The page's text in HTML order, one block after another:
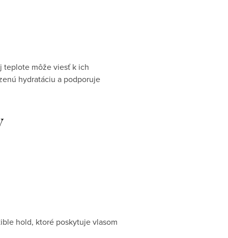
teplote môže viesť k ich
hydratáciu a podporuje
hold, ktoré poskytuje vlasom